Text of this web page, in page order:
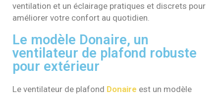
ventilation et un éclairage pratiques et discrets pour
améliorer votre confort au quotidien.
Le modèle Donaire, un
ventilateur de plafond robuste
pour extérieur
Le ventilateur de plafond Donaire est un modèle